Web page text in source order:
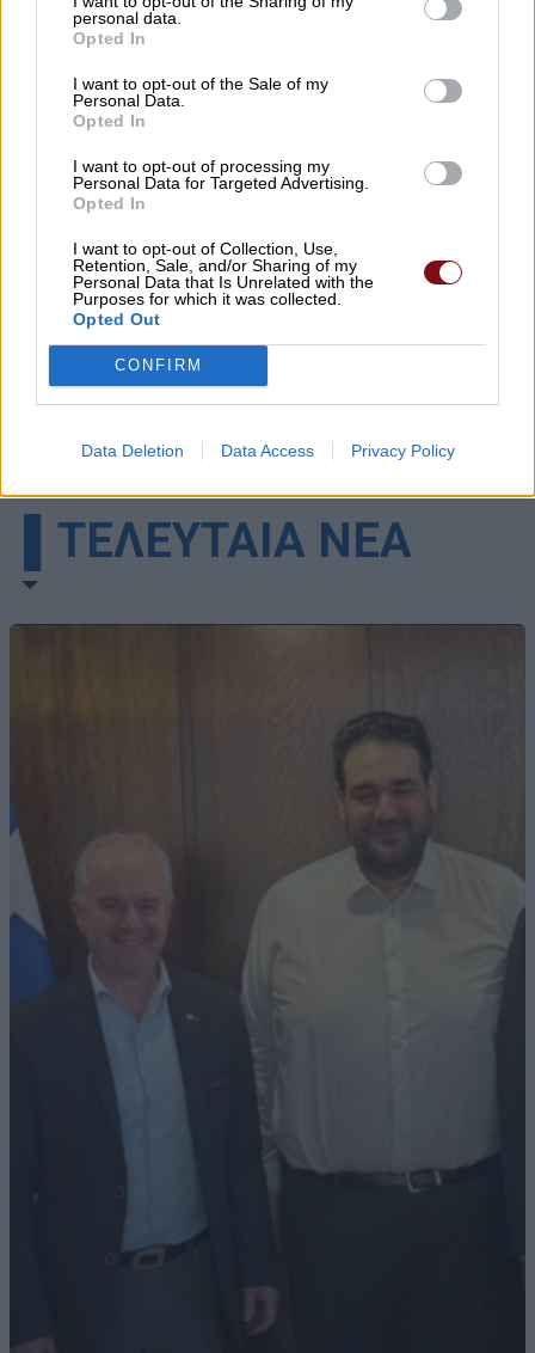
personal data.
Opted In
I want to opt-out of the Sale of my
Personal Data.
Opted In
I want to opt-out of processing my
Personal Data for Targeted Advertising.
Opted In
I want to opt-out of Collection, Use,
Retention, Sale, and/or Sharing of my
Personal Data that Is Unrelated with the
Purposes for which it was collected.
Opted Out
CONFIRM
Data Deletion Data Access Privacy Policy
▌ΤΕΛΕΥΤΑΙΑ ΝΕΑ